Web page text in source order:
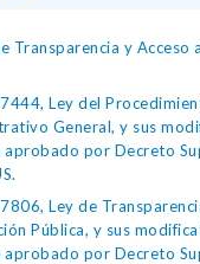
Transparencia y Acceso
Ley del
General, y sus
aprobado por Decreto
Ley de
Pública, y sus
aprobado por Decreto